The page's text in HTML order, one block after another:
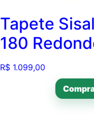
Tapete
180
R$ 1.099,00